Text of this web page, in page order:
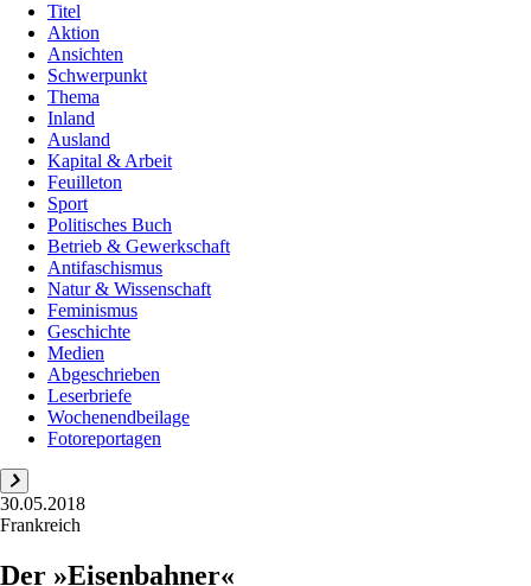
Titel
Aktion
Ansichten
Schwerpunkt
Thema
Inland
Ausland
Kapital & Arbeit
Feuilleton
Sport
Politisches Buch
Betrieb & Gewerkschaft
Antifaschismus
Natur & Wissenschaft
Feminismus
Geschichte
Medien
Abgeschrieben
Leserbriefe
Wochenendbeilage
Fotoreportagen
30.05.2018
Frankreich
Der »Eisenbahner«